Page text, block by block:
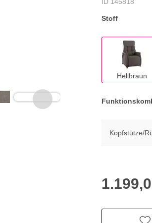
Stoff
Hellbraun
Kopfstütze/